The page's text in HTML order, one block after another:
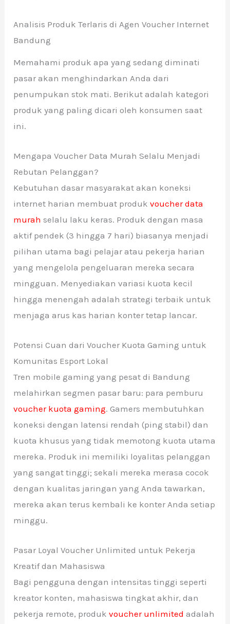
Analisis Produk Terlaris di Agen Voucher Internet
Bandung
Memahami produk apa yang sedang diminati
pasar akan menghindarkan Anda dari
penumpukan stok mati. Berikut adalah kategori
produk yang paling dicari oleh konsumen saat
ini.
Mengapa Voucher Data Murah Selalu Menjadi
Rebutan Pelanggan?
Kebutuhan dasar masyarakat akan koneksi
internet harian membuat produkvoucher data
murah selalu laku keras. Produk dengan masa
aktif pendek (3 hingga 7 hari) biasanya menjadi
pilihan utama bagi pelajar atau pekerja harian
yang mengelola pengeluaran mereka secara
mingguan. Menyediakan variasi kuota kecil
hingga menengah adalah strategi terbaik untuk
menjaga arus kas harian konter tetap lancar.
Potensi Cuan dari Voucher Kuota Gaming untuk
Komunitas Esport Lokal
Tren mobile gaming yang pesat di Bandung
melahirkan segmen pasar baru: para pemburu
voucher kuota gaming. Gamers membutuhkan
koneksi dengan latensi rendah (ping stabil) dan
kuota khusus yang tidak memotong kuota utama
mereka. Produk ini memiliki loyalitas pelanggan
yang sangat tinggi; sekali mereka merasa cocok
dengan kualitas jaringan yang Anda tawarkan,
mereka akan terus kembali ke konter Anda setiap
minggu.
Pasar Loyal Voucher Unlimited untuk Pekerja
Kreatif dan Mahasiswa
Bagi pengguna dengan intensitas tinggi seperti
kreator konten, mahasiswa tingkat akhir, dan
pekerja remote, produkvoucher unlimited adalah